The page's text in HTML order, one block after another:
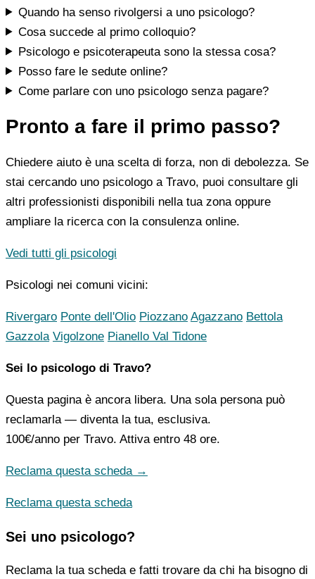
Quando ha senso rivolgersi a uno psicologo?
Cosa succede al primo colloquio?
Psicologo e psicoterapeuta sono la stessa cosa?
Posso fare le sedute online?
Come parlare con uno psicologo senza pagare?
Pronto a fare il primo passo?
Chiedere aiuto è una scelta di forza, non di debolezza. Se
stai cercando uno psicologo a Travo, puoi consultare gli
altri professionisti disponibili nella tua zona oppure
ampliare la ricerca con la consulenza online.
Vedi tutti gli psicologi
Psicologi nei comuni vicini:
Rivergaro Ponte dell'Olio Piozzano Agazzano Bettola
Gazzola Vigolzone Pianello Val Tidone
Sei lo psicologo di Travo?
Questa pagina è ancora libera. Una sola persona può
reclamarla — diventa la tua, esclusiva.
100€/anno per Travo. Attiva entro 48 ore.
Reclama questa scheda →
Reclama questa scheda
Sei uno psicologo?
Reclama la tua scheda e fatti trovare da chi ha bisogno di